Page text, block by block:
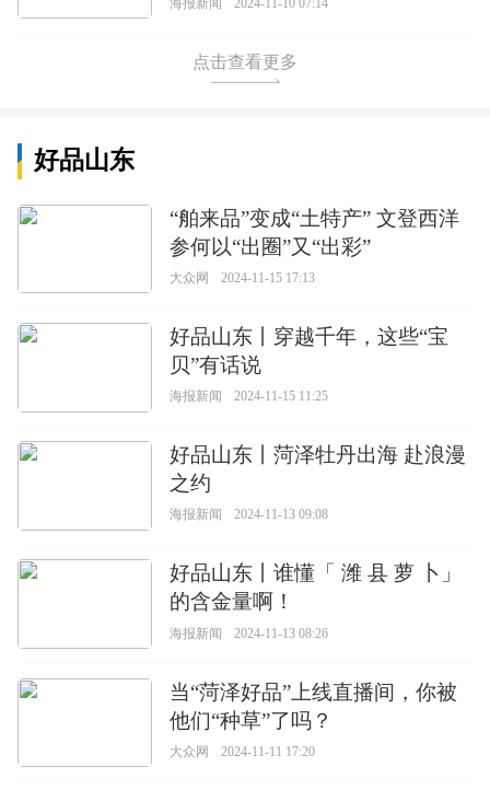
海报新闻 2024-11-10 07:14
点击查看更多
好品山东
“舶来品”变成“土特产” 文登西洋
参何以“出圈”又“出彩”
大众网 2024-11-15 17:13
好品山东丨穿越千年，这些“宝
贝”有话说
海报新闻 2024-11-15 11:25
好品山东丨菏泽牡丹出海 赴浪漫
之约
海报新闻 2024-11-13 09:08
好品山东丨谁懂「 潍 县 萝 卜」
的含金量啊！
海报新闻 2024-11-13 08:26
当“菏泽好品”上线直播间，你被
他们“种草”了吗？
大众网 2024-11-11 17:20